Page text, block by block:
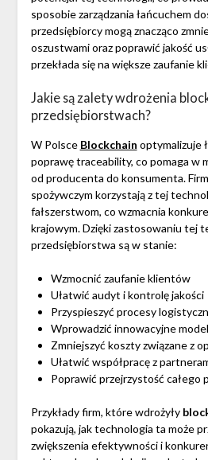
sposobie zarządzania łańcuchem
przedsiębiorcy mogą znacząco
oszustwami oraz poprawić jakość
przekłada się na większe zaufanie
Jakie są zalety wdrożenia
przedsiębiorstwach?
W Polsce Blockchain optymalizuje
poprawę traceability, co pomaga
od producenta do konsumenta.
spożywczym korzystają z tej
fałszerstwom, co wzmacnia
krajowym. Dzięki zastosowaniu tej
przedsiębiorstwa są w stanie:
Wzmocnić zaufanie klientów
Ułatwić audyt i kontrolę jakości
Przyspieszyć procesy
Wprowadzić innowacyjne
Zmniejszyć koszty związane z
Ułatwić współpracę z
Poprawić przejrzystość całego
Przykłady firm, które wdrożyły
pokazują, jak technologia ta może
zwiększenia efektywności i